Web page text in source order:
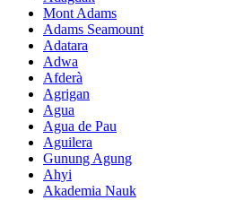
Mont Adams
Adams Seamount
Adatara
Adwa
Afderà
Agrigan
Agua
Agua de Pau
Aguilera
Gunung Agung
Ahyi
Akademia Nauk